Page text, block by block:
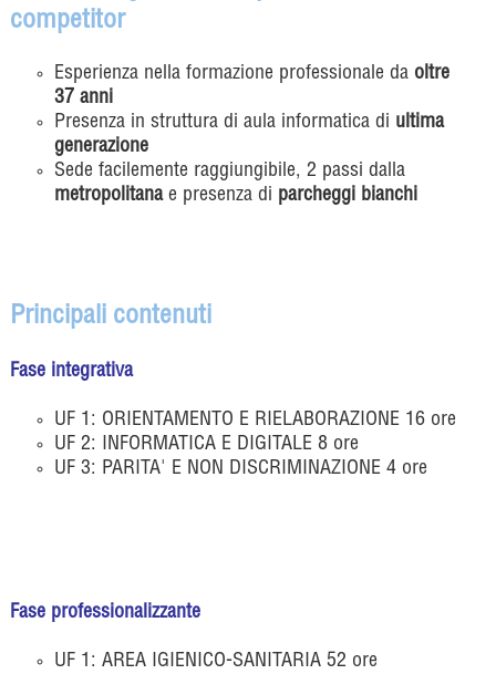
competitor
Esperienza nella formazione professionale da oltre
37 anni
Presenza in struttura di aula informatica di ultima
generazione
Sede facilemente raggiungibile, 2 passi dalla
metropolitanae presenza di parcheggi bianchi
Principali contenuti
Fase integrativa
UF 1: ORIENTAMENTO E RIELABORAZIONE 16 ore
UF 2: INFORMATICA E DIGITALE 8 ore
UF 3: PARITA' E NON DISCRIMINAZIONE 4 ore
Fase professionalizzante
UF 1: AREA IGIENICO-SANITARIA 52 ore